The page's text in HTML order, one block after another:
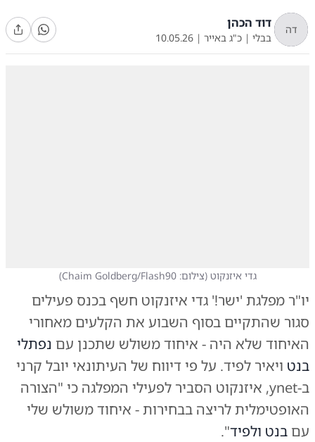
דה דוד הכהן
בבלי | כ"ג באייר |
10.05.26
גדי איזנקוט (צילום: Chaim Goldberg/Flash90 )
יו"ר מפלגת 'ישר!' גדי איזנקוט חשף בכנס פעילים
סגור שהתקיים בסוף השבוע את הקלעים מאחורי
האיחוד שלא היה - איחוד משולש שתכנן עם נפתלי
בנט ויאיר לפיד. על פי דיווח של העיתונאי יובל קרני
ב-ynet, איזנקוט הסביר לפעילי המפלגה כי "הצורה
האופטימלית לריצה בבחירות - איחוד משולש שלי
עם בנט ולפיד".